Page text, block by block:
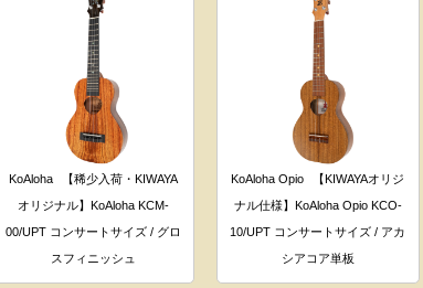
KoAloha
【稀少入荷・KIWAYA
オリジナル】KoAloha KCM-
00/UPT コンサートサイズ / グロ
スフィニッシュ
KoAloha Opio
【KIWAYAオリジ
ナル仕様】KoAloha Opio KCO-
10/UPT コンサートサイズ / アカ
シアコア単板